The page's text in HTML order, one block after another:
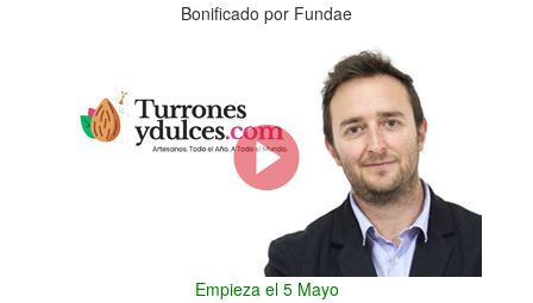
Bonificado por Fundae
Empieza el 5 Mayo